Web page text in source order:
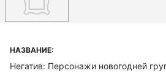
НАЗВАНИЕ:
Негатив: Персонажи новогодней